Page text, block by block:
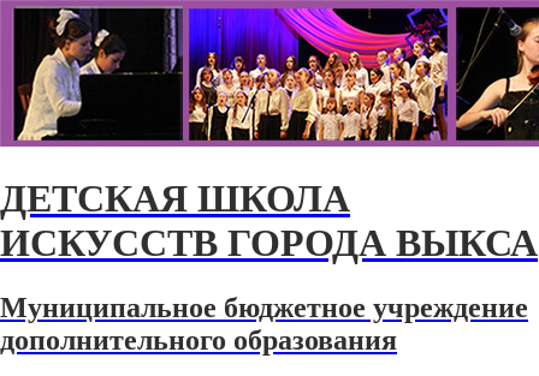
ДЕТСКАЯ ШКОЛА
ИСКУССТВ ГОРОДА ВЫКСА
Муниципальное бюджетное учреждение
дополнительного образования